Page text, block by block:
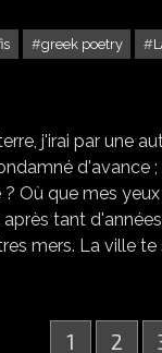
greek poetry
j'irai par une
Où que mes
tant
mers. La ville
1 2